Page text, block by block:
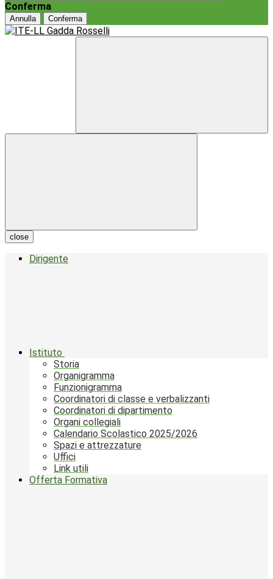
Conferma
Annulla Conferma
close
Dirigente
Istituto
Storia
Organigramma
Funzionigramma
Coordinatori di classe e verbalizzanti
Coordinatori di dipartimento
Organi collegiali
Calendario Scolastico 2025/2026
Spazi e attrezzature
Uffici
Link utili
Offerta Formativa